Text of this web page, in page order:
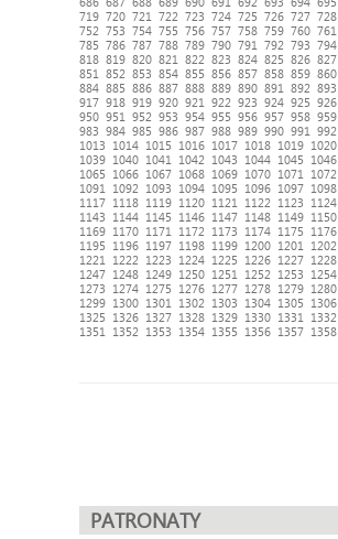
719 720 721 722 723 724 725 726 727 728
752 753 754 755 756 757 758 759 760 761
785 786 787 788 789 790 791 792 793 794
818 819 820 821 822 823 824 825 826 827
851
852 853 854 855 856 857 858 859 860
884 885 886 887 888 889 890 891 892 893
917 918 919 920 921 922 923 924 925 926
950 951 952 953 954 955 956 957 958 959
983 984 985 986 987 988 989 990 991 992
1013
1014 1015 1016 1017 1018 1019 1020
1039 1040 1041 1042 1043 1044 1045 1046
1065
1066 1067 1068 1069 1070 1071 1072
1091
1092 1093 1094 1095 1096 1097 1098
1117 1118 1119 1120 1121 1122 1123 1124
1143
1144 1145 1146 1147 1148 1149 1150
1169 1170 1171 1172 1173 1174 1175 1176
1195
1196 1197 1198 1199 1200 1201 1202
1221
1222 1223 1224 1225 1226 1227 1228
1247 1248 1249 1250 1251 1252 1253 1254
1273
1274 1275 1276 1277 1278 1279 1280
1299 1300 1301 1302 1303 1304 1305 1306
1325
1326 1327 1328 1329 1330 1331 1332
1351
1352 1353 1354 1355 1356 1357 1358
PATRONATY